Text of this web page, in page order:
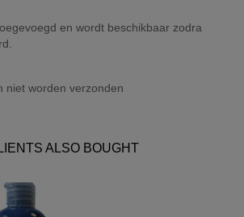
en wordt beschikbaar zodra
niet worden verzonden
ALSO BOUGHT